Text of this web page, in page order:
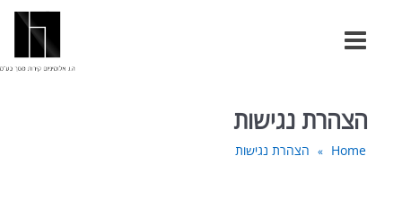
הצהרת נגישות
Home
» הצהרת נגישות